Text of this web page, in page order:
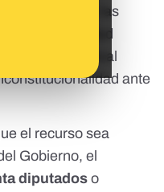
además de las
y la capacidad
de Abascal
ante
el recurso sea
Gobierno, el
diputadoso